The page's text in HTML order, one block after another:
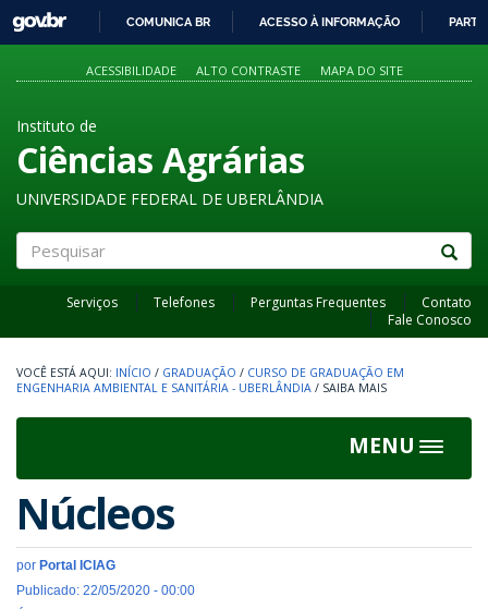
PARA
O
GOVBR
COMUNICA BR ACESSO À INFORMAÇÃO
ACESSIBILIDADE ALTO CONTRASTE MAPA DO SITE
Instituto de
Ciências Agrárias
UNIVERSIDADE FEDERAL DE UBERLÂNDIA
Serviços Telefones Perguntas Frequentes
Contato
Fale Conosco
INÍCIO / GRADUAÇÃO / CURSO DE GRADUAÇÃO EM
ENGENHARIA AMBIENTAL E SANITÁRIA - UBERLÂNDIA / SAIBA MAIS
MENU
Toggle
Núcleos
por Portal ICIAG
Publicado: 22/05/2020 - 00:00